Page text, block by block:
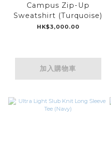
Campus Zip-Up
Sweatshirt (Turquoise)
HK$3,000.00
加入購物車